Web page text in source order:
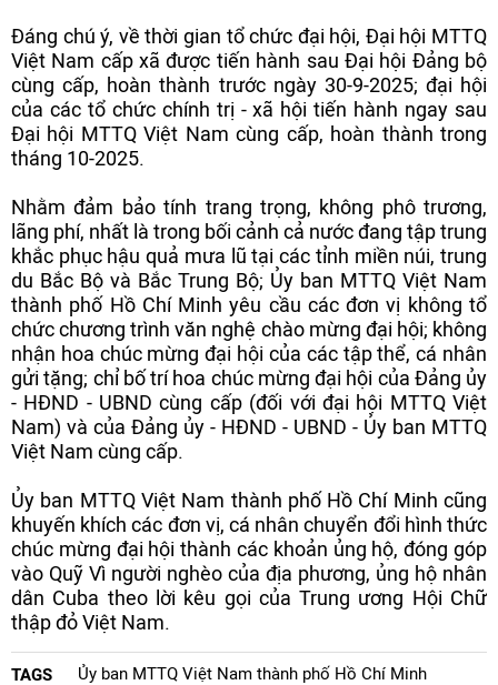
Đáng chú ý, về thời gian tổ chức đại hội, Đại hội MTTQ
Việt Nam cấp xã được tiến hành sau Đại hội Đảng bộ
cùng cấp, hoàn thành trước ngày 30-9-2025; đại hội
của các tổ chức chính trị - xã hội tiến hành ngay sau
Đại hội MTTQ Việt Nam cùng cấp, hoàn thành trong
tháng 10-2025.
Nhằm đảm bảo tính trang trọng, không phô trương,
lãng phí, nhất là trong bối cảnh cả nước đang tập trung
khắc phục hậu quả mưa lũ tại các tỉnh miền núi, trung
du Bắc Bộ và Bắc Trung Bộ; Ủy ban MTTQ Việt Nam
thành phố Hồ Chí Minh yêu cầu các đơn vị không tổ
chức chương trình văn nghệ chào mừng đại hội; không
nhận hoa chúc mừng đại hội của các tập thể, cá nhân
gửi tặng; chỉ bố trí hoa chúc mừng đại hội của Đảng ủy
- HĐND - UBND cùng cấp (đối với đại hội MTTQ Việt
Nam) và của Đảng ủy - HĐND - UBND - Ủy ban MTTQ
Việt Nam cùng cấp.
Ủy ban MTTQ Việt Nam thành phố Hồ Chí Minh cũng
khuyến khích các đơn vị, cá nhân chuyển đổi hình thức
chúc mừng đại hội thành các khoản ủng hộ, đóng góp
vào Quỹ Vì người nghèo của địa phương, ủng hộ nhân
dân Cuba theo lời kêu gọi của Trung ương Hội Chữ
thập đỏ Việt Nam.
TAGS
Ủy ban MTTQ Việt Nam thành phố Hồ Chí Minh